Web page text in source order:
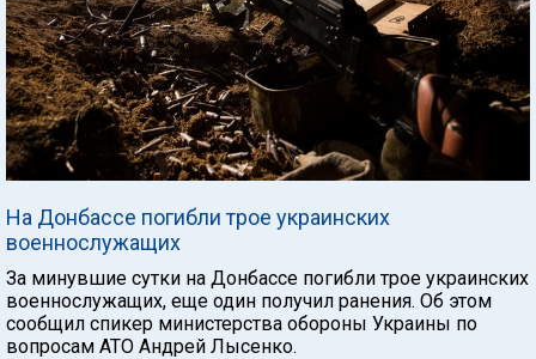
На Донбассе погибли трое украинских
военнослужащих
За минувшие сутки на Донбассе погибли трое украинских
военнослужащих, еще один получил ранения. Об этом
сообщил спикер министерства обороны Украины по
вопросам АТО Андрей Лысенко.